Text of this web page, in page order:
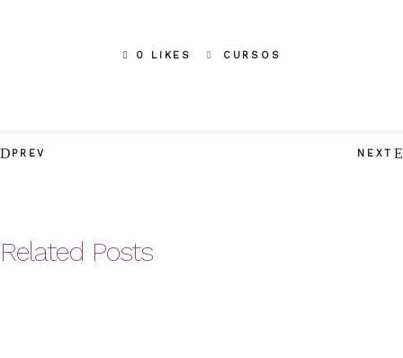
0 LIKES CURSOS
PREV NEXT
Related Posts